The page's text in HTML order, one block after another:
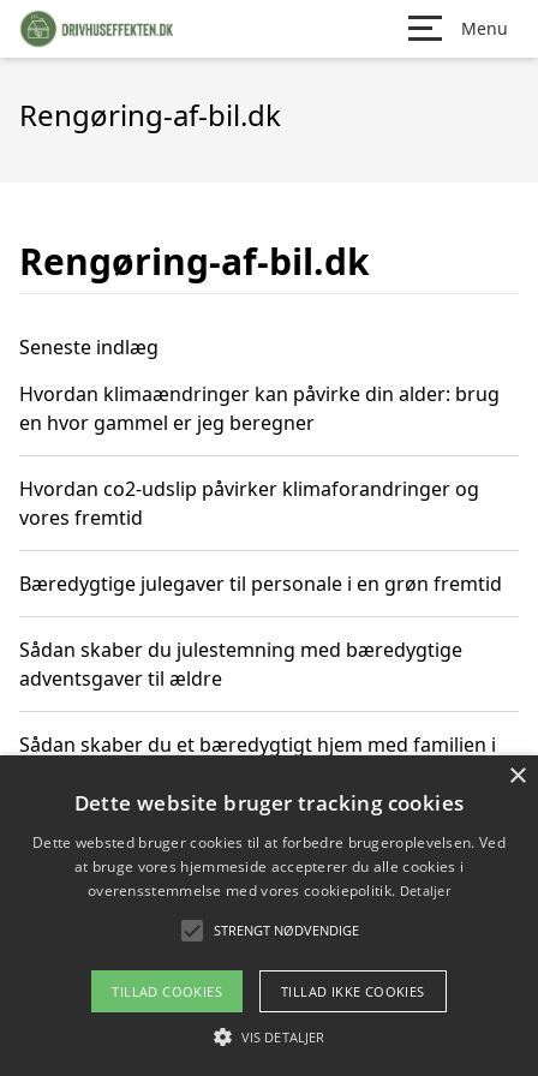
Menu
Rengøring-af-bil.dk
Rengøring-af-bil.dk
Seneste indlæg
Hvordan klimaændringer kan påvirke din alder: brug
en hvor gammel er jeg beregner
Hvordan co2-udslip påvirker klimaforandringer og
vores fremtid
Bæredygtige julegaver til personale i en grøn fremtid
Sådan skaber du julestemning med bæredygtige
adventsgaver til ældre
Sådan skaber du et bæredygtigt hjem med familien i
Copyright 2026 - Pilanto Aps
Om / kontakt
×
Dette website bruger tracking cookies
Dette websted bruger cookies til at forbedre brugeroplevelsen. Ved
at bruge vores hjemmeside accepterer du alle cookies i
overensstemmelse med vores cookiepolitik. Detaljer
STRENGT NØDVENDIGE
TILLAD COOKIES TILLAD IKKE COOKIES
VIS DETALJER